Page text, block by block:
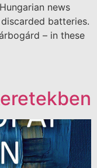
news
batteries.
– in these